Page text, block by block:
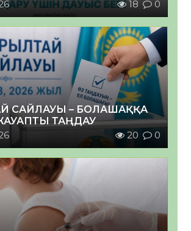
18 0
САЙЛАУЫ – БОЛАШАҚҚА
ТАҢДАУ
20 0